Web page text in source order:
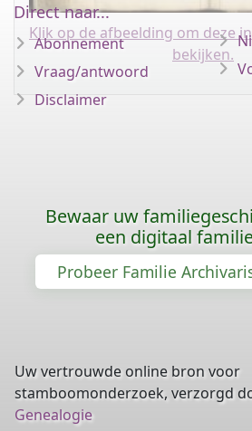
Klik op de afbeelding om deze
bekijken.
Direct naar...
Abonnement
Vraag/antwoord
Disclaimer
Bewaar uw
een digitaal
Probeer Familie
Uw vertrouwde online bron voor
stamboomonderzoek, verzorgd
Genealogie